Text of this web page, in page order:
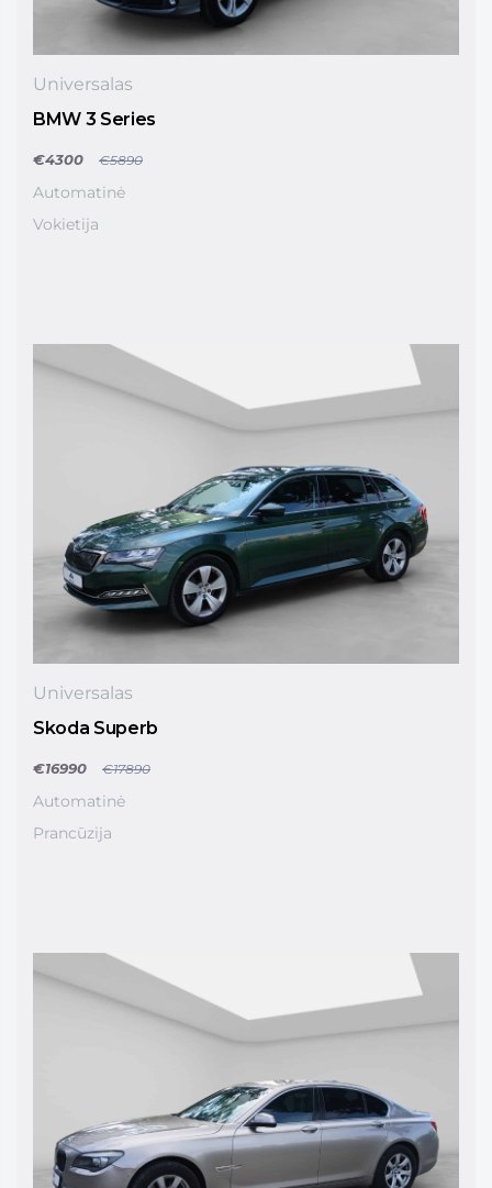
Universalas
BMW 3 Series
€4300 €5890
Automatinė
Vokietija
Universalas
Skoda Superb
€16990 €17890
Automatinė
Prancūzija